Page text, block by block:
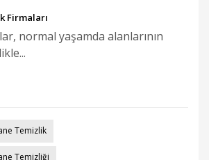
Firmaları
normal yaşamda alanlarının
Temizlik
Temizliği